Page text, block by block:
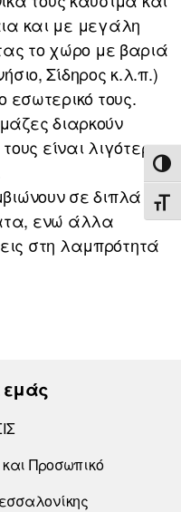
και με μεγάλη
το χώρο με βαριά
Σίδηρος κ.λ.π.)
εσωτερικό τους.
διαρκούν
είναι λιγότερο
σε διπλά ή
ενώ άλλα
στη λαμπρότητά
εμάς
και Προσωπικό